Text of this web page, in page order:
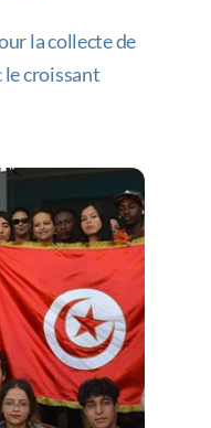
la collecte de
le croissant